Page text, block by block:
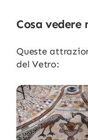
Cosa
Queste
del Vetro: